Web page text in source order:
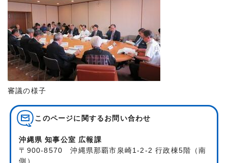
審議の様子
このページに関する お問い合わせ
沖縄県 知事公室 広報課
〒900-8570 沖縄県那覇市泉崎1-2-2 行政棟5階（南
側）